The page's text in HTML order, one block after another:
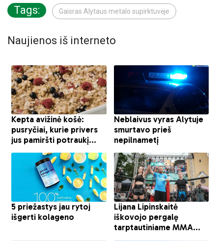
Tags: Gaisras Alytaus metalo supirktuvėje
Naujienos iš interneto